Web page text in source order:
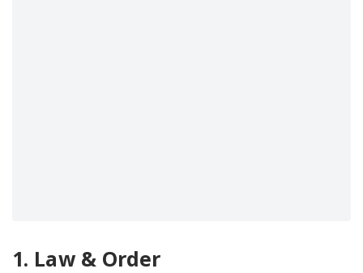
1. Law & Order